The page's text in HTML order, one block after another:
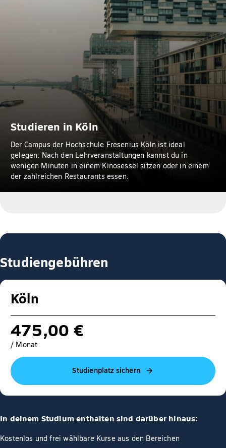
Studieren in Köln
Der Campus der Hochschule Fresenius Köln ist ideal
gelegen: Nach den Lehrveranstaltungen kannst du in
wenigen Minuten in einem Kinosessel sitzen oder in einem
der zahlreichen Restaurants essen.
Studiengebühren
Köln
475,00 €
/ Monat
Studienplatz sichern
In deinem Studium enthalten sind darüber hinaus:
Kostenlos und frei wählbare Kurse aus den Bereichen